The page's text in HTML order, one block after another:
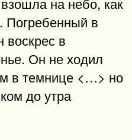
Погребенный в
в
Он не ходил
в темнице <…> но
до утра